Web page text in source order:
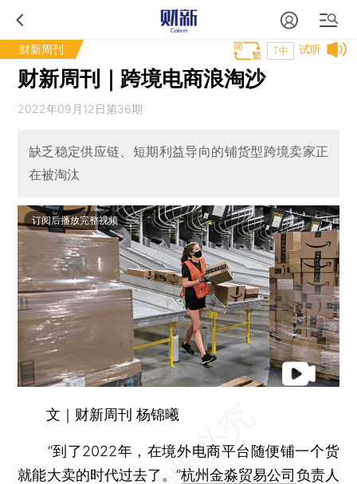
财新周刊 试听
T中
财新周刊｜跨境电商浪淘沙
2022年09月12日第36期
缺乏稳定供应链、短期利益导向的铺货型跨境卖家正
在被淘汰
订阅后播放完整视频
文｜财新周刊 杨锦曦
“到了2022年，在境外电商平台随便铺一个货
就能大卖的时代过去了。”杭州金淼贸易公司 负责人